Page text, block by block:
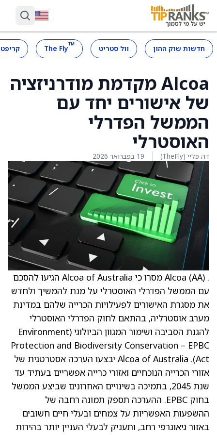
חדשות שוק ההון וול סטריט ™
The Fly
Alcoa מקדמת מודרניזציה
של אישורים יחד עם
הממשל הפדרלי
האוסטרלי
דה פליי (TheFly) 19 בפברואר 2026
. Alcoa (AA) מסרו כי Alcoa of Australia הגיעו להסכם
עם הממשל הפדרלי האוסטרלי על מנת להמשיך ולחדש
את מסגרת האישורים לפעילויות הכרייה שלהם במדינת
מערב אוסטרליה, בהתאם לחוק הפדרלי האוסטרלי
להגנת הסביבה ושימור המגוון הביולוגי (Environment
Protection and Biodiversity Conservation – EPBC
Act). Alcoa of Australia יבצעו הערכה אסטרטגית של
אזורי הכרייה הנוכחיים ואזורי כרייה אפשריים בעתיד עד
שנת 2045, בתמיכה בשינויים האחרונים שביצע הממשל
בחוק EPBC. ההערכה תספק תמונה רחבה של
ההשפעות האפשריות על צמחים ובעלי חיים חשובים
באזור גיאוגרפי רחב, ותעניק לבעלי העניין יותר בהירות